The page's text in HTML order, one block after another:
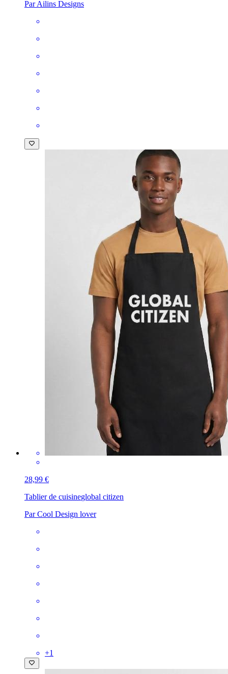
Par Ailins Designs
28,99 €
Tablier de cuisineglobal citizen
Par Cool Design lover
+1